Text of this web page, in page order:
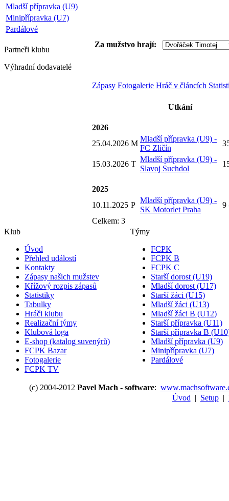
Mladší přípravka (U9)
Minipřípravka (U7)
Pardálové
Partneři klubu
Výhradní dodavatelé
Za mužstvo hrají:
Zápasy Fotogalerie Hráč v článcích
Utkání
2026
25.04.2026 M
Mladší přípravka (U9) -
FC Zličín
15.03.2026 T
Mladší přípravka (U9) -
Slavoj Suchdol
2025
10.11.2025 P
Mladší přípravka (U9) -
SK Motorlet Praha
9
Celkem: 3
Klub
Úvod
Přehled událostí
Kontakty
Zápasy našich mužstev
Křížový rozpis zápasů
Statistiky
Tabulky
Hráči klubu
Realizační týmy
Klubová loga
E-shop (katalog suvenýrů)
FCPK Bazar
Fotogalerie
FCPK TV
Týmy
FCPK
FCPK B
FCPK C
Starší dorost (U19)
Mladší dorost (U17)
Starší žáci (U15)
Mladší žáci (U13)
Mladší žáci B (U12)
Starší přípravka (U11)
Starší přípravka B
Mladší přípravka (U9)
Minipřípravka (U7)
Pardálové
(c) 2004-2012 Pavel Mach - software:
Úvod | Setup|